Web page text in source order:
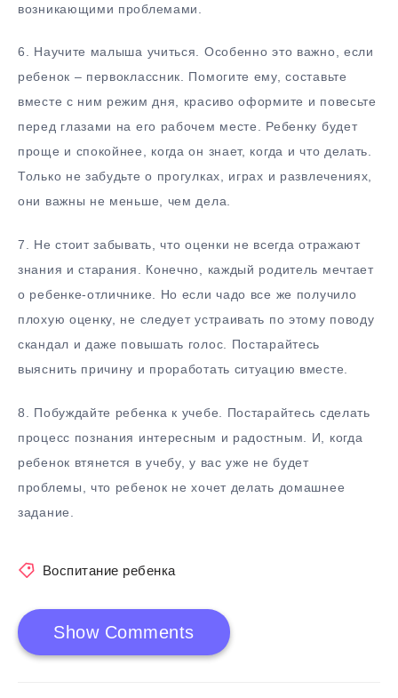
возникающими проблемами.
6.​ Научите малыша учиться. Особенно это важно, если
ребенок – первоклассник. Помогите ему, составьте
вместе с ним режим дня, красиво оформите и повесьте
перед глазами на его рабочем месте. Ребенку будет
проще и спокойнее, когда он знает, когда и что делать.
Только не забудьте о прогулках, играх и развлечениях,
они важны не меньше, чем дела.
7.​ Не стоит забывать, что оценки не всегда отражают
знания и старания. Конечно, каждый родитель мечтает
о ребенке-отличнике. Но если чадо все же получило
плохую оценку, не следует устраивать по этому поводу
скандал и даже повышать голос. Постарайтесь
выяснить причину и проработать ситуацию вместе.
8.​ Побуждайте ребенка к учебе. Постарайтесь сделать
процесс познания интересным и радостным. И, когда
ребенок втянется в учебу, у вас уже не будет
проблемы, что ребенок не хочет делать домашнее
задание.
Воспитание ребенка
Show Comments